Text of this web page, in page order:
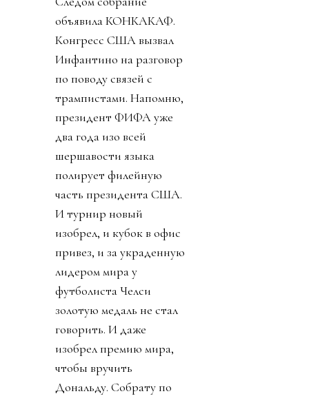
объявила КОНКАКАФ.
Конгресс США вызвал
Инфантино на разговор
по поводу связей с
трампистами. Напомню,
президент ФИФА уже
два года изо всей
шершавости языка
полирует филейную
часть президента США.
И турнир новый
изобрел, и кубок в офис
привез, и за украденную
лидером мира у
футболиста Челси
золотую медаль не стал
говорить. И даже
изобрел премию мира,
чтобы вручить
Дональду. Собрату по